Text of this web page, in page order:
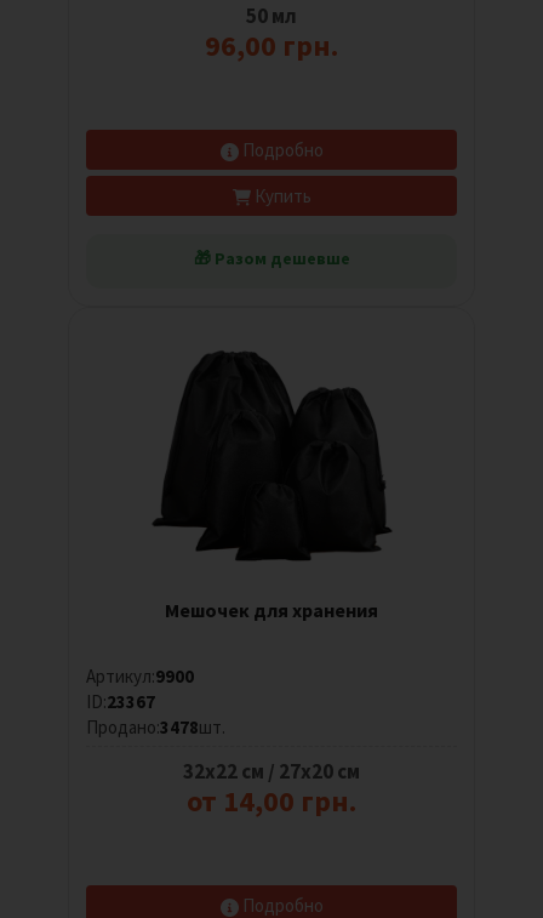
50 мл
96,00 грн.
Подробно
Купить
🎁 Разом дешевше
Мешочек для хранения
Артикул:9900
ID:23367
Продано:3478шт.
32х22 см / 27х20 см
от 14,00 грн.
Подробно